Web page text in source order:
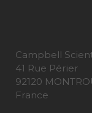
Campbell
41 Rue Périer
92120
France